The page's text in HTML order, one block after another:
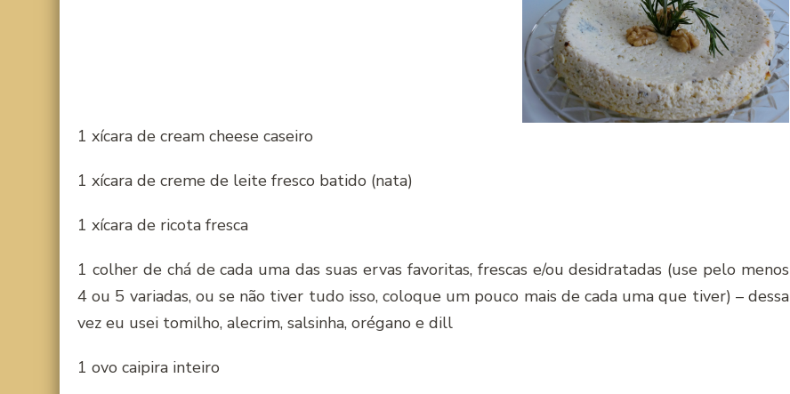
1 xícara de cream cheese caseiro
1 xícara de creme de leite fresco batido (nata)
1 xícara de ricota fresca
1 colher de chá de cada uma das suas ervas favoritas, frescas e/ou desidratadas (use pelo menos
4 ou 5 variadas, ou se não tiver tudo isso, coloque um pouco mais de cada uma que tiver) – dessa
vez eu usei tomilho, alecrim, salsinha, orégano e dill
1 ovo caipira inteiro